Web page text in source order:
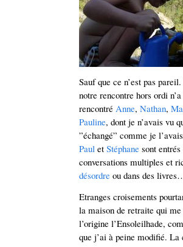
Sauf que ce n’est pas
notre rencontre hors ordi
rencontré Anne, Nathan,
Pauline, dont je n’avais vu
”échangé” comme je
Paul et Stéphane sont
conversations multiples et
désordre ou dans des
Etranges croisements
la maison de retraite qui
l’origine l’Ensoleilhade,
que j’ai à peine modifié.